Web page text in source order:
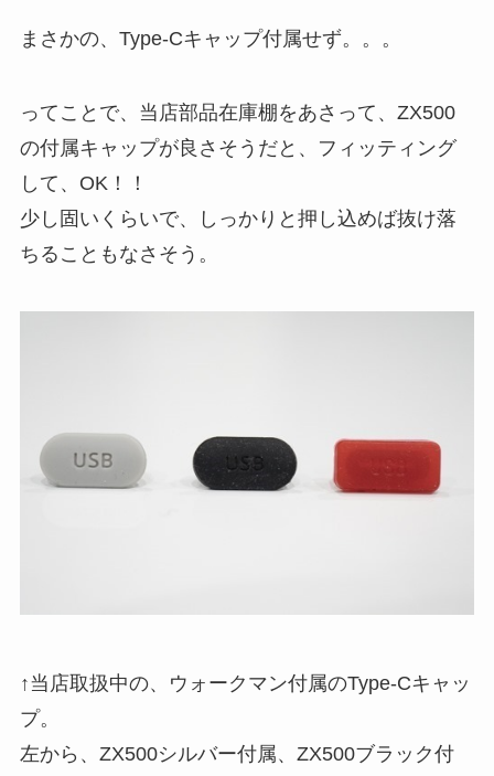
まさかの、Type-Cキャップ付属せず。。。
ってことで、当店部品在庫棚をあさって、ZX500
の付属キャップが良さそうだと、フィッティング
して、OK！！
少し固いくらいで、しっかりと押し込めば抜け落
ちることもなさそう。
↑当店取扱中の、ウォークマン付属のType-Cキャッ
プ。
左から、ZX500シルバー付属、ZX500ブラック付